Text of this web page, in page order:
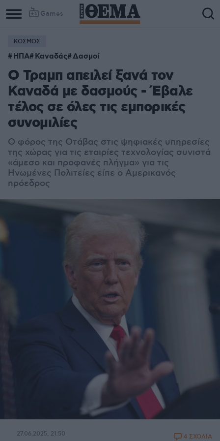
Games
ΚΟΣΜΟΣ
ΗΠΑ Καναδάς Δασμοί
Ο Τραμπ απειλεί ξανά τον
Καναδά με δασμούς - Έβαλε
τέλος σε όλες τις εμπορικές
συνομιλίες
Ο φόρος της Οτάβας στις ψηφιακές υπηρεσίες
της χώρας για τις εταιρίες τεχνολογίας συνιστά
«άμεσο και προφανές πλήγμα» για τις
Ηνωμένες Πολιτείες είπε ο Αμερικανός
πρόεδρος
27.06.2025, 21:50 4 ΣΧΟΛΙΑ